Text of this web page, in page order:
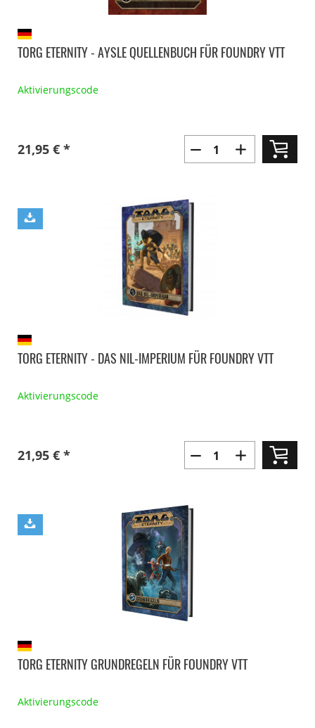
TORG ETERNITY - AYSLE QUELLENBUCH FÜR FOUNDRY VTT
Aktivierungscode
21,95 € *
TORG ETERNITY - DAS NIL-IMPERIUM FÜR FOUNDRY VTT
Aktivierungscode
21,95 € *
TORG ETERNITY GRUNDREGELN FÜR FOUNDRY VTT
Aktivierungscode